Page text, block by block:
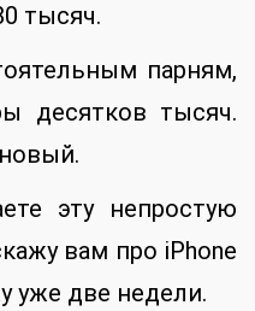
тысяч.
парням,
десятков тысяч.
эту непростую
вам про iPhone
уже две недели.